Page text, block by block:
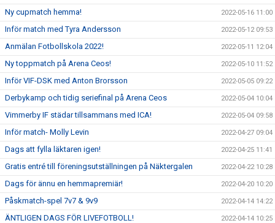
Ny cupmatch hemma! 2022-05-16 11:00
Inför match med Tyra Andersson 2022-05-12 09:53
Anmälan Fotbollskola 2022! 2022-05-11 12:04
Ny toppmatch på Arena Ceos! 2022-05-10 11:52
Inför VIF-DSK med Anton Brorsson 2022-05-05 09:22
Derbykamp och tidig seriefinal på Arena Ceos 2022-05-04 10:04
Vimmerby IF städar tillsammans med ICA! 2022-05-04 09:58
Inför match- Molly Levin 2022-04-27 09:04
Dags att fylla läktaren igen! 2022-04-25 11:41
Gratis entré till föreningsutställningen på Näktergalen 2022-04-22 10:28
Dags för ännu en hemmapremiär! 2022-04-20 10:20
Påskmatch-spel 7v7 & 9v9 2022-04-14 14:22
ÄNTLIGEN DAGS FÖR LIVEFOTBOLL! 2022-04-14 10:25